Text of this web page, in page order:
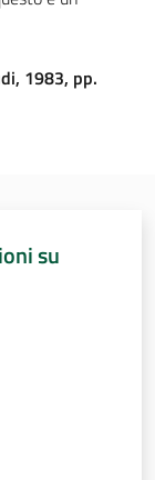
1983, pp.
su